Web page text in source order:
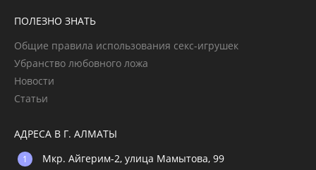
ПОЛЕЗНО ЗНАТЬ
Общие правила использования секс-игрушек
Убранство любовного ложа
Новости
Статьи
АДРЕСА В Г. АЛМАТЫ
Мкр. Айгерим-2, улица Мамытова, 99